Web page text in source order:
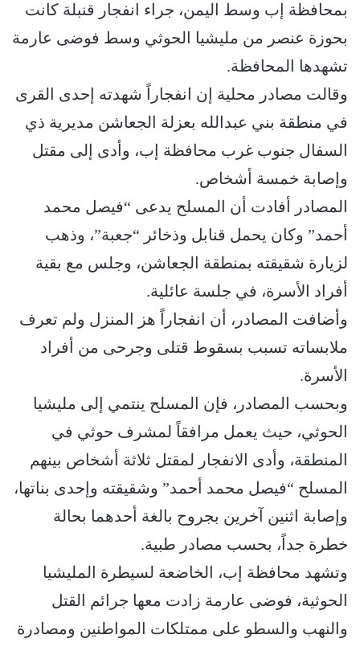
بمحافظة إب وسط اليمن، جراء انفجار قنبلة كانت
بحوزة عنصر من مليشيا الحوثي وسط فوضى عارمة
تشهدها المحافظة.
وقالت مصادر محلية إن انفجاراً شهدته إحدى القرى
في منطقة بني عبدالله بعزلة الجعاشن مديرية ذي
السفال جنوب غرب محافظة إب، وأدى إلى مقتل
وإصابة خمسة أشخاص.
المصادر أفادت أن المسلح يدعى “فيصل محمد
أحمد” وكان يحمل قنابل وذخائر “جعبة”، وذهب
لزيارة شقيقته بمنطقة الجعاشن، وجلس مع بقية
أفراد الأسرة، في جلسة عائلية.
وأضافت المصادر، أن انفجاراً هز المنزل ولم تعرف
ملابساته تسبب بسقوط قتلى وجرحى من أفراد
الأسرة.
وبحسب المصادر، فإن المسلح ينتمي إلى مليشيا
الحوثي، حيث يعمل مرافقاً لمشرف حوثي في
المنطقة، وأدى الانفجار لمقتل ثلاثة أشخاص بينهم
المسلح “فيصل محمد أحمد” وشقيقته وإحدى بناتها،
وإصابة اثنين آخرين بجروح بالغة أحدهما بحالة
خطرة جداً، بحسب مصادر طبية.
وتشهد محافظة إب، الخاضعة لسيطرة المليشيا
الحوثية، فوضى عارمة زادت معها جرائم القتل
والنهب والسطو على ممتلكات المواطنين ومصادرة